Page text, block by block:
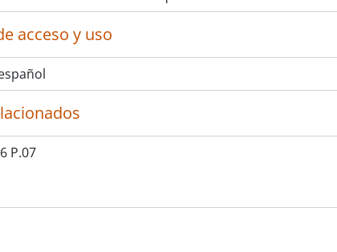
acceso y uso
P.07